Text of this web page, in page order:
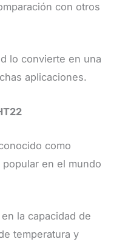
con otros
lo convierte en una
aplicaciones.
como
en el mundo
la capacidad de
temperatura y